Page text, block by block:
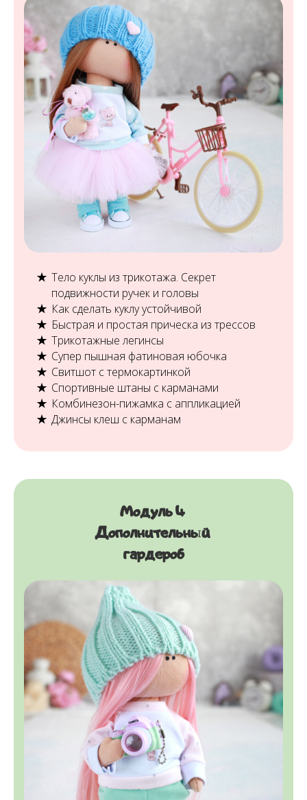
Тело куклы из трикотажа. Секрет
подвижности ручек и головы
Как сделать куклу устойчивой
Быстрая и простая прическа из трессов
Трикотажные легинсы
Супер пышная фатиновая юбочка
Свитшот с термокартинкой
Спортивные штаны с карманами
Комбинезон-пижамка с аппликацией
Джинсы клеш с карманам
Модуль 4
Дополнительный
гардероб